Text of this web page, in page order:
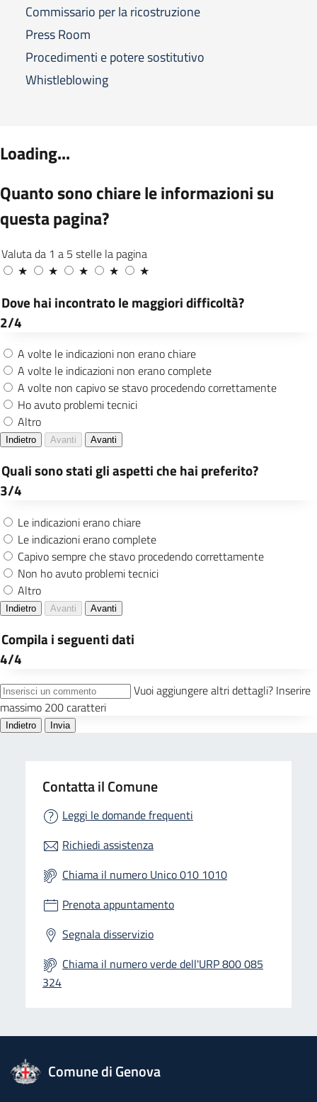
Commissario per la ricostruzione
Press Room
Procedimenti e potere sostitutivo
Whistleblowing
Contatta il Comune
Leggi le domande frequenti
Richiedi assistenza
Chiama il numero Unico 010 1010
Prenota appuntamento
Segnala disservizio
Chiama il numero verde dell'URP 800 085
324
logo Unione Europea
Comune di Genova